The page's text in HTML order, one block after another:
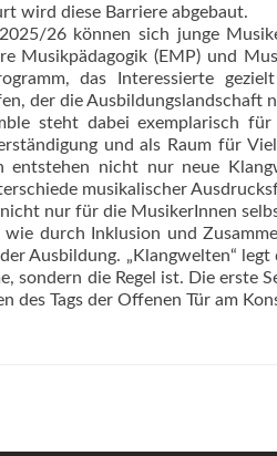
wird diese Barriere abgebaut.
26 können sich junge
Musikpädagogik (EMP) und
das Interessierte
der die Ausbildungslandschaft
steht dabei exemplarisch
und als Raum für
entstehen nicht nur neue
musikalischer
nur für die MusikerInnen
wie durch Inklusion und
Ausbildung. „Klangwelten“
sondern die Regel ist. Die erste
des Tags der Offenen Tür am